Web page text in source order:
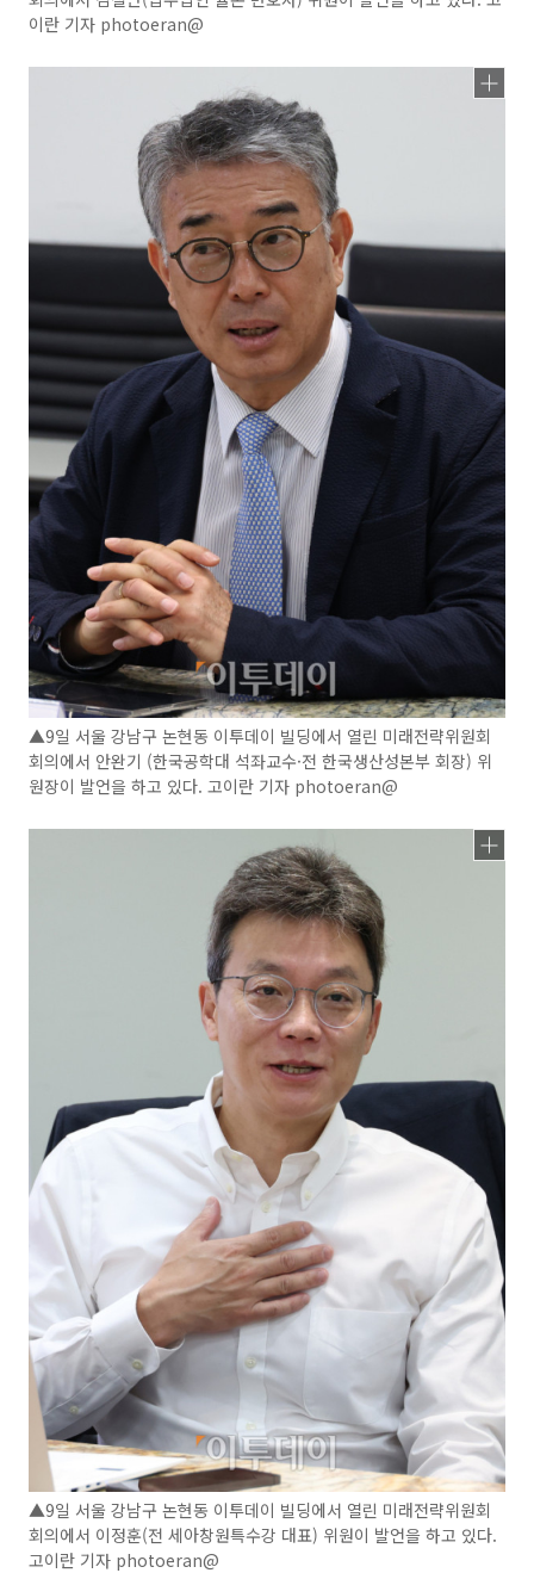
이란 기자 photoeran@
▲9일 서울 강남구 논현동 이투데이 빌딩에서 열린 미래전략위원회
회의에서 안완기 (한국공학대 석좌교수·전 한국생산성본부 회장) 위
원장이 발언을 하고 있다. 고이란 기자 photoeran@
▲9일 서울 강남구 논현동 이투데이 빌딩에서 열린 미래전략위원회
회의에서 이정훈(전 세아창원특수강 대표) 위원이 발언을 하고 있다.
고이란 기자 photoeran@